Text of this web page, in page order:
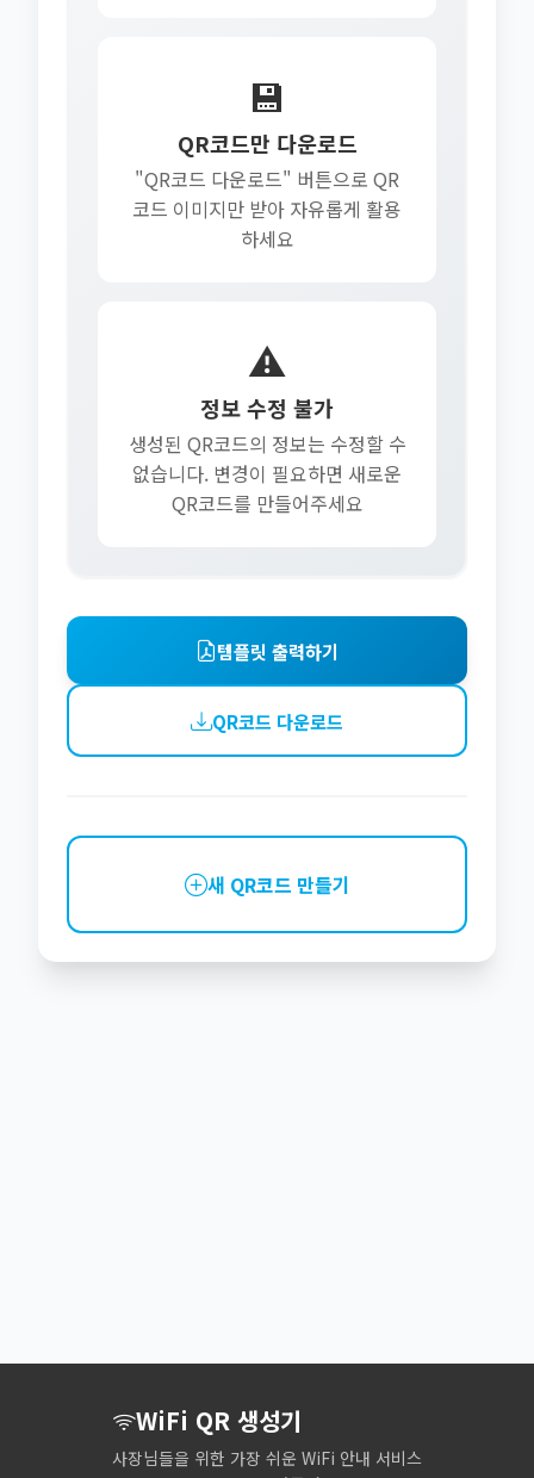
💾
QR코드만 다운로드
"QR코드 다운로드" 버튼으로 QR
코드 이미지만 받아 자유롭게 활용
하세요
⚠️
정보 수정 불가
생성된 QR코드의 정보는 수정할 수
없습니다. 변경이 필요하면 새로운
QR코드를 만들어주세요
템플릿 출력하기
QR코드 다운로드
새 QR코드 만들기
WiFi QR 생성기
사장님들을 위한 가장 쉬운 WiFi 안내 서비스